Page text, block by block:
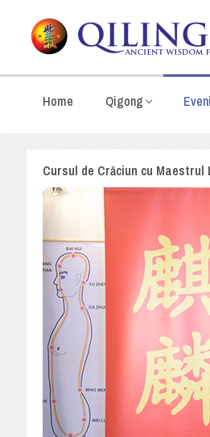
Home Qigong
Cursul de Crăciun cu Maestrul